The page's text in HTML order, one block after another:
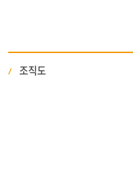
조직도